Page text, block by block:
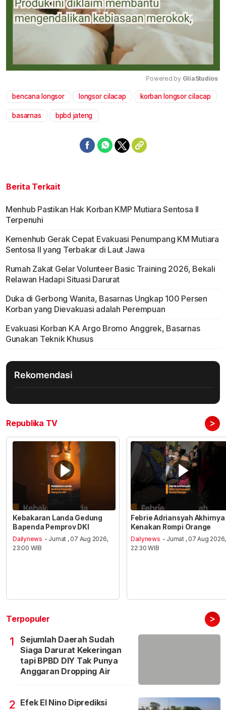
Mute
Powered by GliaStudios
bencana longsor longsor cilacap korban longsor cilacap
basarnas bpbd jateng
Berita Terkait
Menhub Pastikan Hak Korban KMP Mutiara Sentosa II
Terpenuhi
Kemenhub Gerak Cepat Evakuasi Penumpang KM Mutiara
Sentosa II yang Terbakar di Laut Jawa
Rumah Zakat Gelar Volunteer Basic Training 2026, Bekali
Relawan Hadapi Situasi Darurat
Duka di Gerbong Wanita, Basarnas Ungkap 100 Persen
Korban yang Dievakuasi adalah Perempuan
Evakuasi Korban KA Argo Bromo Anggrek, Basarnas
Gunakan Teknik Khusus
Rekomendasi
Republika TV >
Kebakaran Landa Gedung
Bapenda Pemprov DKI
Dailynews - Jumat , 07 Aug 2026,
23:00 WIB
Febrie Adriansyah Akhirnya
Kenakan Rompi Orange
Dailynews - Jumat , 07 Aug 2026,
22:30 WIB
Terpopuler >
1
Sejumlah Daerah Sudah
Siaga Darurat Kekeringan
tapi BPBD DIY Tak Punya
Anggaran Dropping Air
2 Efek El Nino Diprediksi